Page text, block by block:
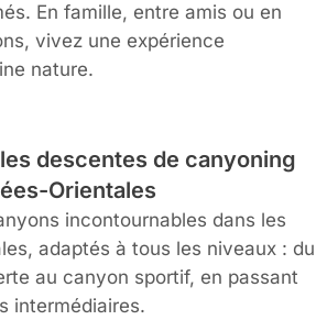
En famille, entre amis ou en
vivez une expérience
nature.
descentes de canyoning
Orientales
incontournables dans les
adaptés à tous les niveaux : du
au canyon sportif, en passant
intermédiaires.